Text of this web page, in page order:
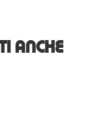
ANCHE